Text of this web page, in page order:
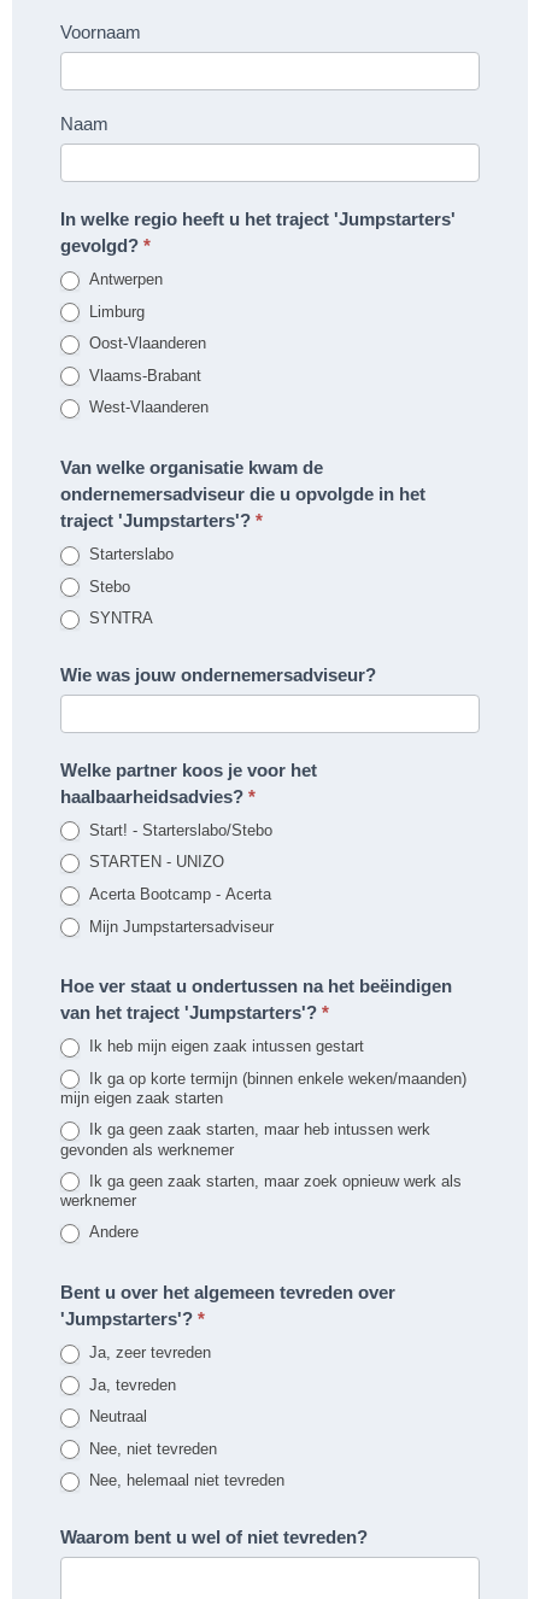
Voornaam
Naam
In welke regio heeft u het traject 'Jumpstarters'
gevolgd? *
Antwerpen
Limburg
Oost-Vlaanderen
Vlaams-Brabant
West-Vlaanderen
Van welke organisatie kwam de
ondernemersadviseur die u opvolgde in het
traject 'Jumpstarters'? *
Starterslabo
Stebo
SYNTRA
Wie was jouw ondernemersadviseur?
Welke partner koos je voor het
haalbaarheidsadvies? *
Start! - Starterslabo/Stebo
STARTEN - UNIZO
Acerta Bootcamp - Acerta
Mijn Jumpstartersadviseur
Hoe ver staat u ondertussen na het beëindigen
van het traject 'Jumpstarters'? *
Ik heb mijn eigen zaak intussen gestart
Ik ga op korte termijn (binnen enkele weken/maanden)
mijn eigen zaak starten
Ik ga geen zaak starten, maar heb intussen werk
gevonden als werknemer
Ik ga geen zaak starten, maar zoek opnieuw werk als
werknemer
Andere
Bent u over het algemeen tevreden over
'Jumpstarters'? *
Ja, zeer tevreden
Ja, tevreden
Neutraal
Nee, niet tevreden
Nee, helemaal niet tevreden
Waarom bent u wel of niet tevreden?